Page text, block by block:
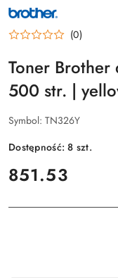
NAZWA
PRODUCENTA:
BROTHER (0)
Toner
500 str. |
Symbol: TN326Y
Dostępność:8 szt.
cena:
851.53